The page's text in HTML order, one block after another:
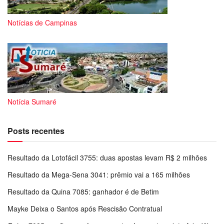
Notícias de Campinas
Notícia Sumaré
Posts recentes
Resultado da Lotofácil 3755: duas apostas levam R$ 2 milhões
Resultado da Mega-Sena 3041: prêmio vai a 165 milhões
Resultado da Quina 7085: ganhador é de Betim
Mayke Deixa o Santos após Rescisão Contratual